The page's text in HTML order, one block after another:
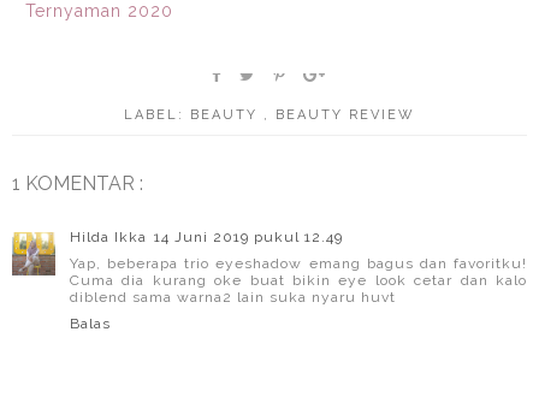
Ternyaman 2020
LABEL: BEAUTY , BEAUTY REVIEW
1 KOMENTAR :
Hilda Ikka 14 Juni 2019 pukul 12.49
Yap, beberapa trio eyeshadow emang bagus dan favoritku!
Cuma dia kurang oke buat bikin eye look cetar dan kalo
diblend sama warna2 lain suka nyaru huvt
Balas